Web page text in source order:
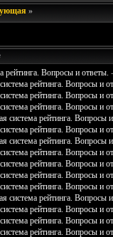
»
рейтинга. Вопросы и ответы.
рейтинга. Вопросы и
рейтинга. Вопросы и
рейтинга. Вопросы и
система рейтинга. Вопросы
рейтинга. Вопросы и
система рейтинга. Вопросы
рейтинга. Вопросы и
рейтинга. Вопросы и
рейтинга. Вопросы и
рейтинга. Вопросы и
система рейтинга. Вопросы
рейтинга. Вопросы и
рейтинга. Вопросы и
рейтинга. Вопросы и